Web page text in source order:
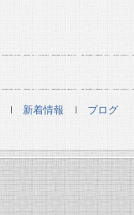
新着情報 ブログ